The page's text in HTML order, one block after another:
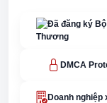
DMCA
Doanh nghiệp